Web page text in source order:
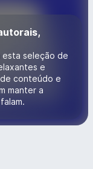
esta seleção de
e
conteúdo e
manter a